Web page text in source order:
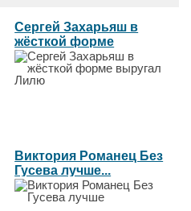
Сергей Захарьяш в
жёсткой форме
выругал Лилю...
Виктория Романец Без
Гусева лучше...